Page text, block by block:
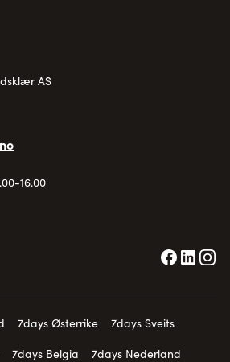
AS
16.00
7days Østerrike
7days Sveits
7days Belgia
7days Nederland